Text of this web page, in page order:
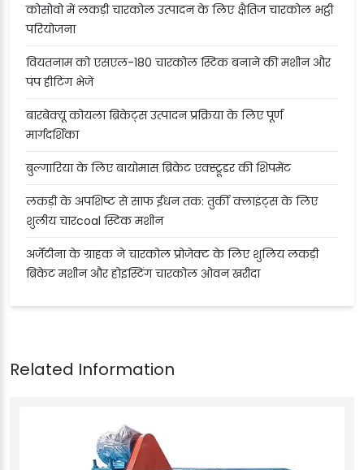
कोसोवो में लकड़ी चारकोल उत्पादन के लिए क्षैतिज चारकोल भट्ठी
परियोजना
वियतनाम को एसएल-180 चारकोल स्टिक बनाने की मशीन और
पंप हीटिंग भेजें
बारबेक्यू कोयला ब्रिकेट्स उत्पादन प्रक्रिया के लिए पूर्ण
मार्गदर्शिका
बुल्गारिया के लिए बायोमास ब्रिकेट एक्स्ट्रूडर की शिपमेंट
लकड़ी के अपशिष्ट से साफ ईंधन तक: तुर्की क्लाइंट्स के लिए
शुलीय चारcoal स्टिक मशीन
अर्जेंटीना के ग्राहक ने चारकोल प्रोजेक्ट के लिए शुलिय लकड़ी
ब्रिकेट मशीन और होइस्टिंग चारकोल ओवन खरीदा